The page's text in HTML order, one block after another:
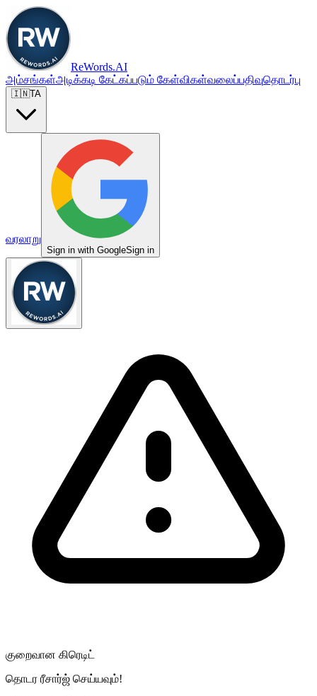
ReWords.AI
அம்சங்கள்அடிக்கடி கேட்கப்படும் கேள்விகள்வலைப்பதிவுதொடர்பு
🇮🇳TA
வரலாறு
Sign in with GoogleSign in
குறைவான கிரெடிட்
தொடர ரீசார்ஜ் செய்யவும்!